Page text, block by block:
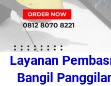
Layanan
Bangil